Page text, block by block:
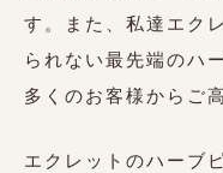
す。また、私達エク
られない最先端のハ
多くのお客様からご
エクレットのハーブ